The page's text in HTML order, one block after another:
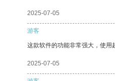
2025-07-05
游客
这款软件的功能非常强大，使用
2025-07-05